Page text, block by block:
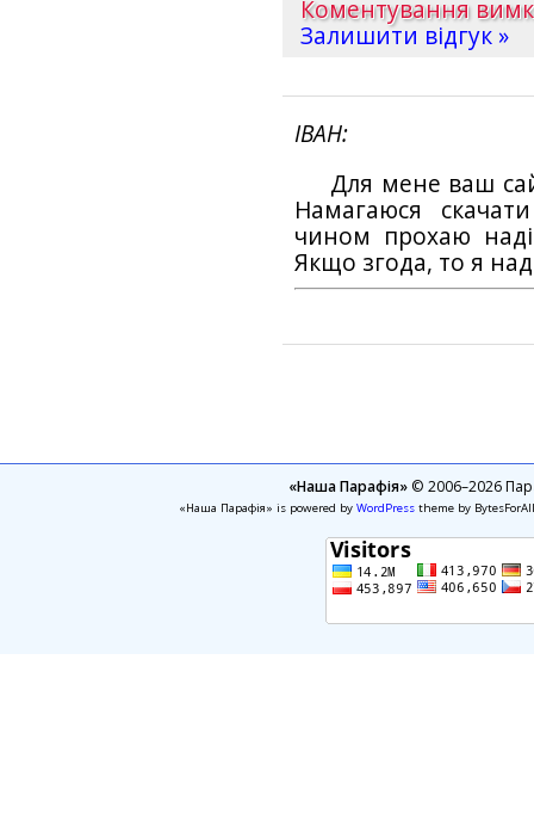
Коментування
Залишити відгук »
ІВАН
Для мене ваш
Намагаюся
чином прохаю
Якщо згода, то я
«Наша Парафія»© 2006–2026
«Наша Парафія» is powered by WordPresstheme by